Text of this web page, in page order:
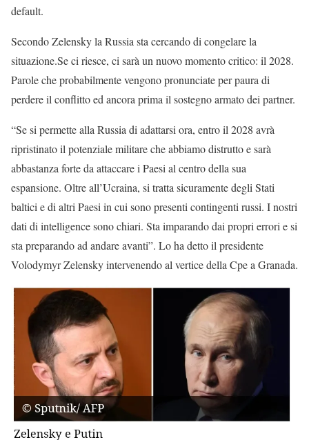
default.
Secondo Zelensky la Russia sta cercando di congelare la
situazione.Se ci riesce, ci sarà un nuovo momento critico: il 2028.
Parole che probabilmente vengono pronunciate per paura di
perdere il conflitto ed ancora prima il sostegno armato dei partner.
“Se si permette alla Russia di adattarsi ora, entro il 2028 avrà
ripristinato il potenziale militare che abbiamo distrutto e sarà
abbastanza forte da attaccare i Paesi al centro della sua
espansione. Oltre all’Ucraina, si tratta sicuramente degli Stati
baltici e di altri Paesi in cui sono presenti contingenti russi. I nostri
dati di intelligence sono chiari. Sta imparando dai propri errori e si
sta preparando ad andare avanti”. Lo ha detto il presidente
Volodymyr Zelensky intervenendo al vertice della Cpe a Granada.